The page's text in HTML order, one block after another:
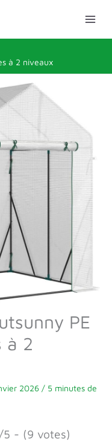
à 2 niveaux
PE
à 2
2026 / 5 minutes de
5 - (9 votes)